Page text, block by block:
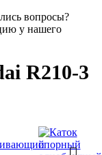
вопросы?
у нашего
R210-3